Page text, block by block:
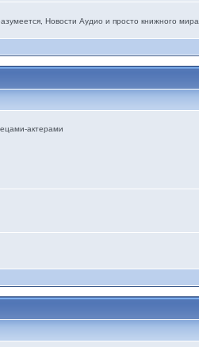
Новости Аудио и просто книжного мира
актерами